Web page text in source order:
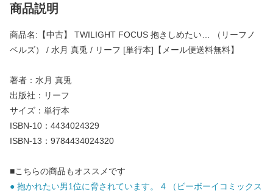
商品説明
商品名:【中古】 TWILIGHT FOCUS 抱きしめたい… （リーフノ
ベルズ） / 水月 真兎 / リーフ [単行本]【メール便送料無料】
著者：水月 真兎
出版社：リーフ
サイズ：単行本
ISBN-10：4434024329
ISBN-13：9784434024320
■こちらの商品もオススメです
● 抱かれたい男1位に脅されています。 4 （ビーボーイコミックス